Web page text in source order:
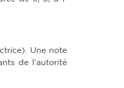
Une note
de l’autorité